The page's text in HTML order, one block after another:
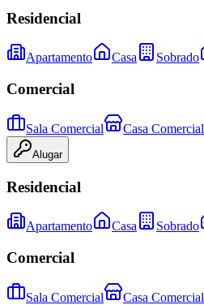
Residencial
Apartamento Casa Sobrado
Comercial
Sala Comercial Casa Comercial
Alugar
Residencial
Apartamento Casa Sobrado
Comercial
Sala Comercial Casa Comercial